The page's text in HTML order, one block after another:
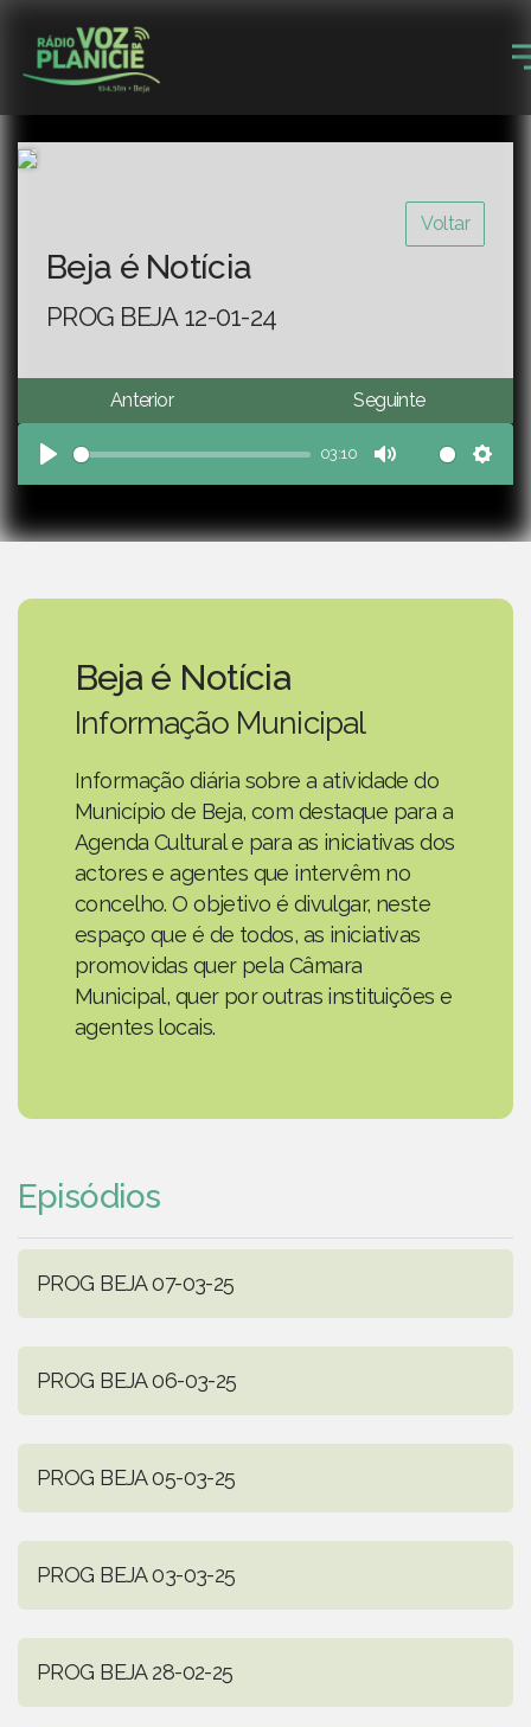
Voltar
Beja é Notícia
PROG BEJA 12-01-24
Anterior Seguinte
Play
03:10
Mute
Beja é Notícia
Informação Municipal
Informação diária sobre a atividade do
Município de Beja, com destaque para a
Agenda Cultural e para as iniciativas dos
actores e agentes que intervêm no
concelho. O objetivo é divulgar, neste
espaço que é de todos, as iniciativas
promovidas quer pela Câmara
Municipal, quer por outras instituições e
agentes locais.
Episódios
PROG BEJA 07-03-25
PROG BEJA 06-03-25
PROG BEJA 05-03-25
PROG BEJA 03-03-25
PROG BEJA 28-02-25